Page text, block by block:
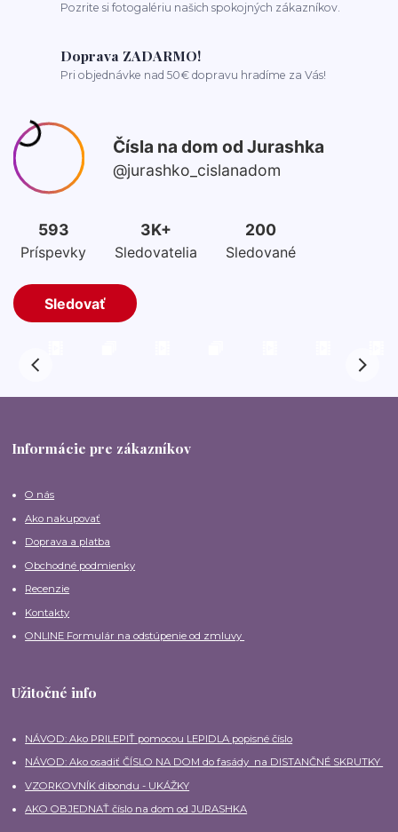
Pozrite si fotogalériu našich spokojných zákazníkov.
Doprava ZADARMO!
Pri objednávke nad 50€ dopravu hradíme za Vás!
Informácie pre zákazníkov
O nás
Ako nakupovať
Doprava a platba
Obchodné podmienky
Recenzie
Kontakty
ONLINE Formulár na odstúpenie od zmluvy
Užitočné info
NÁVOD: Ako PRILEPIŤ pomocou LEPIDLA popisné číslo
NÁVOD: Ako osadiť ČÍSLO NA DOM do fasády na DISTANČNÉ SKRUTKY
VZORKOVNÍK dibondu - UKÁŽKY
AKO OBJEDNAŤ číslo na dom od JURASHKA